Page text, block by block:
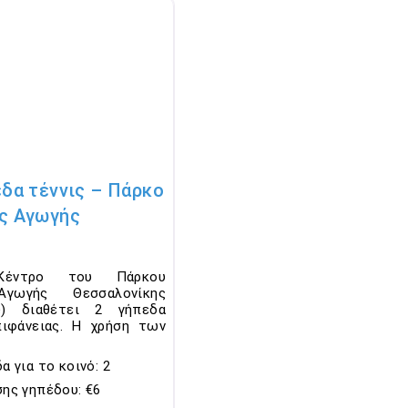
τέννις – Πάρκο
Αγωγής
του Πάρκου
Θεσσαλονίκης
διαθέτει 2 γήπεδα
Η χρήση των
για το κοινό: 2
γηπέδου: €6